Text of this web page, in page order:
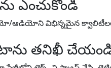
ఎంచుకోండి
ఆడియోని విభిన్నమైన క్వాలిటీలలో,
తనిఖీ